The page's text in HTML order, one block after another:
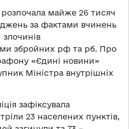
розпочала майже 26 тисяч
за фактами вчинень
злочинів
збройних рф та рб. Про
«Єдині новини»
Міністра внутрішніх
зафіксувала
23 населених пунктів,